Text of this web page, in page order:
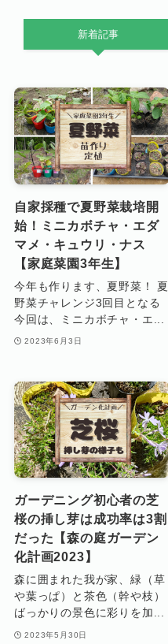
新着記事
自家採種で夏野菜栽培開
始！ミニカボチャ・エダ
マメ・キュウリ・ナス
【家庭菜園3年生】
今年も作ります、夏野菜！ 夏
野菜チャレンジ3回目となる
今回は、ミニカボチャ・エ...
2023年6月3日
ガーデニング初心者の芝
桜の挿し芽は成功率は3割
だった【森の庭ガーデン
化計画2023】
森に囲まれた我が家、緑（草
や葉っぱ）と茶色（幹や枝）
ばっかりの景色に彩りを加...
2023年5月30日